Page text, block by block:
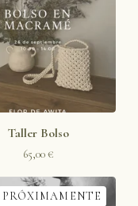
Taller Bolso
65,00€
PRÓXIMAMENTE